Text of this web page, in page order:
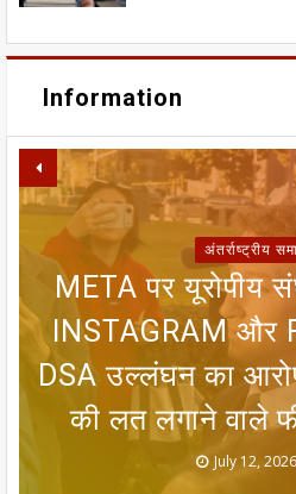
Information
SIR फॉर्म से ECI
रजिस्ट्रेशन तक, चुनाव
आसान रास्ता;
राहत
July 19, 2026
अंतर्राष्ट्रीय
META पर यूरोपीय
INSTAGRAM और
DSA उल्लंघन का
की लत लगाने वाले
July 12, 2026
जन्म प्रमाणपत्र नहीं
नागरिक नहीं माने
कोर्ट के फैसले
July 03, 2026
मानसून पर एल
तक आंधी-बारिश का
का कहर
June 20, 2026
सीतामढ़ी वार्ड 8
गंदा नाले का पानी
धरोहर
May 13, 2026